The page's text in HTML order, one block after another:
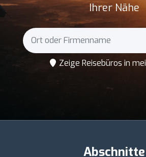
Ihrer Nähe
Zeige Reisebüros in
Abschnitte